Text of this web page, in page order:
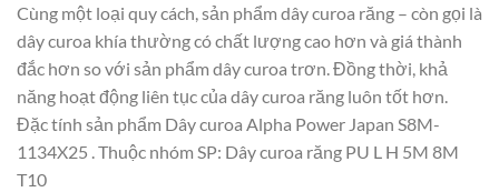
Cùng một loại quy cách, sản phẩm dây curoa răng – còn gọi là
dây curoa khía thường có chất lượng cao hơn và giá thành
đắc hơn so với sản phẩm dây curoa trơn. Đồng thời, khả
năng hoạt động liên tục của dây curoa răng luôn tốt hơn.
Đặc tính sản phẩm Dây curoa Alpha Power Japan S8M-
1134X25 . Thuộc nhóm SP: Dây curoa răng PU L H 5M 8M
T10